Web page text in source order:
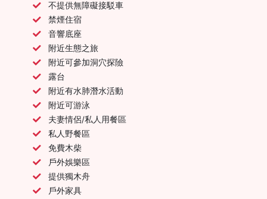
不提供無障礙接駁車
禁煙住宿
音響底座
附近生態之旅
附近可參加洞穴探險
露台
附近有水肺潛水活動
附近可游泳
夫妻情侶/私人用餐區
私人野餐區
免費木柴
戶外娛樂區
提供獨木舟
戶外家具